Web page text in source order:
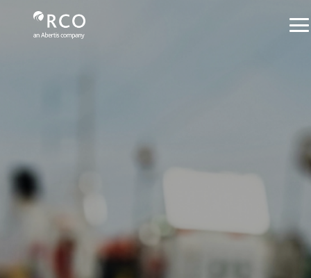
跳转到主内容
Seguro de autopista - Red Vía Corta